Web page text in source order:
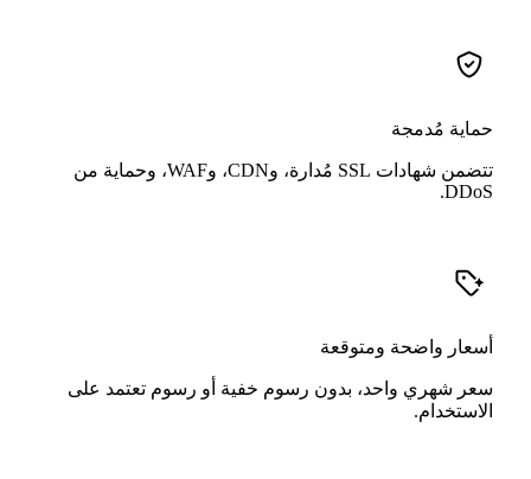
حماية مُدمجة
تتضمن شهادات SSL مُدارة، وCDN، وWAF، وحماية من
DDoS.
أسعار واضحة ومتوقعة
سعر شهري واحد، بدون رسوم خفية أو رسوم تعتمد على
الاستخدام.